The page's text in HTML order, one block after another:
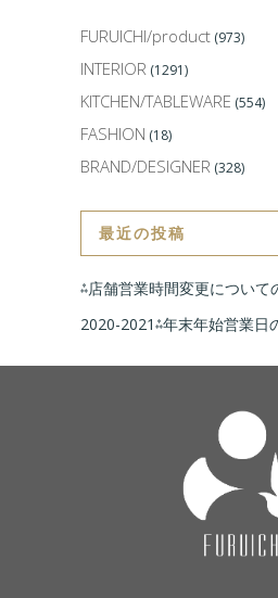
FURUICHI/product (973)
INTERIOR (1291)
KITCHEN/TABLEWARE (554)
FASHION (18)
BRAND/DESIGNER (328)
最近の投稿
⁂店舗営業時間変更について
2020-2021⁂年末年始営業日